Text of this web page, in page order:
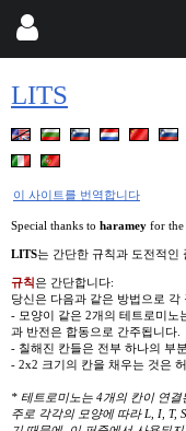
LITS
이 사이트를 번역합니다
Special thanks to haramey for the
LITS는 간단한 규칙과 도전적인
규칙은 간단합니다:
당신은 다음과 같은 방법으로
- 모양이 같은 2개의 테트로미노
과 반전은 합동으로 간주됩니다.
- 칠해진 칸들은 전부 하나의 부
- 2x2 크기의 칸을 채우는 것은
* 테트로미노는 4개의 칸이 연
주로 각각의 모양에 따라 L, I, T,